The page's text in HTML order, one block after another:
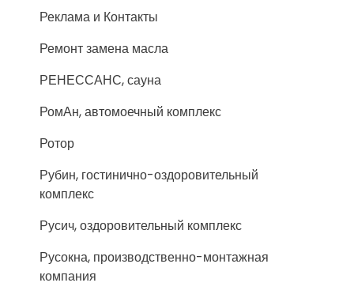
Реклама и Контакты
Ремонт замена масла
РЕНЕССАНС, сауна
РомАн, автомоечный комплекс
Ротор
Рубин, гостинично-оздоровительный
комплекс
Русич, оздоровительный комплекс
Русокна, производственно-монтажная
компания